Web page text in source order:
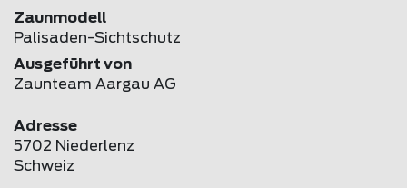
Zaunmodell
Palisaden-Sichtschutz
Ausgeführt von
Zaunteam Aargau AG
Adresse
5702 Niederlenz
Schweiz